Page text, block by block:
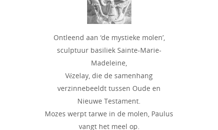
Ontleend aan ‘de mystieke molen’,
sculptuur basiliek Sainte-Marie-
Madeleine,
Vézelay, die de samenhang
verzinnebeeldt tussen Oude en
Nieuwe Testament.
Mozes werpt tarwe in de molen, Paulus
vangt het meel op.